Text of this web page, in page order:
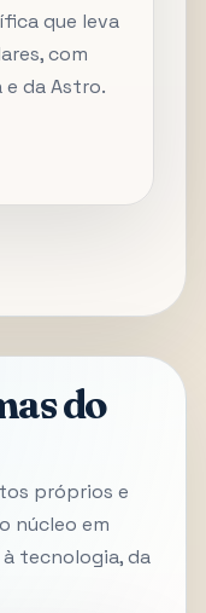
que leva
com
e da Astro.
do
próprios e
núcleo em
tecnologia, da